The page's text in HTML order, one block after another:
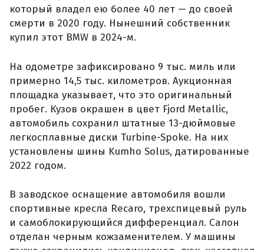
который владел ею более 40 лет — до своей
смерти в 2020 году. Нынешний собственник
купил этот BMW в 2024-м.
На одометре зафиксировано 9 тыс. миль или
примерно 14,5 тыс. километров. Аукционная
площадка указывает, что это оригинальный
пробег. Кузов окрашен в цвет Fjord Metallic,
автомобиль сохранил штатные 13-дюймовые
легкосплавные диски Turbine-Spoke. На них
установлены шины Kumho Solus, датированные
2022 годом.
В заводское оснащение автомобиля вошли
спортивные кресла Recaro, трехспицевый руль
и самоблокирующийся дифференциал. Салон
отделан черным кожзаменителем. У машины